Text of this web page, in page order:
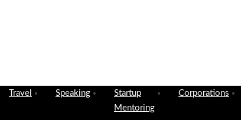
Travel Speaking
Startup
Mentoring
Corporations